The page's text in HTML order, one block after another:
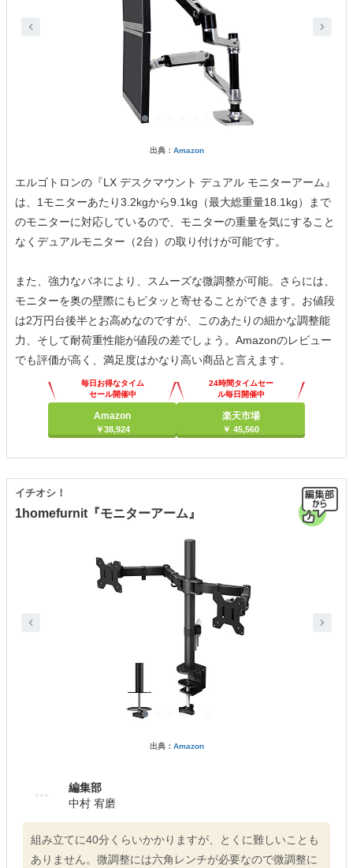
出典： Amazon
エルゴトロンの『LX デスクマウント デュアル モニターアーム』
は、1モニターあたり3.2kgから9.1kg（最大総重量18.1kg）まで
のモニターに対応しているので、モニターの重量を気にすること
なくデュアルモニター（2台）の取り付けが可能です。
また、強力なバネにより、スムーズな微調整が可能。さらには、
モニターを奥の壁際にもピタッと寄せることができます。お値段
は2万円台後半とお高めなのですが、このあたりの細かな調整能
力、そして耐荷重性能が値段の差でしょう。Amazonのレビュー
でも評価が高く、満足度はかなり高い商品と言えます。
毎日お得なタイム
セール開催中
Amazon
￥38,924
24時間タイムセー
ル毎日開催中
楽天市場
￥ 45,560
1homefurnit『モニターアーム』
イチオシ！
出典： Amazon
編集部
中村 宥磨
組み立てに40分くらいかかりますが、とくに難しいことも
ありません。微調整には六角レンチが必要なので微調整に